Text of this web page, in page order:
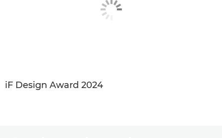
iF Design Award 2024